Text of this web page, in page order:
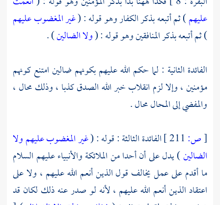
عليهم) ثم أتبعه بذكر الكفار وهو قوله : (غير المغضوب عليهم
) ثم أتبعه بذكر المنافقين وهو قوله : (ولا الضالين) .
الفائدة الثانية : لما حكم الله عليهم بكونهم ضالين امتنع كونهم
مؤمنين ، وإلا لزم انقلاب خبر الله الصدق كذبا ، وذلك محال ،
والمفضي إلى المحال محال .
[ص: الفائدة الثالثة : قوله : (غير المغضوب عليهم ولا
الضالين) يدل على أن أحدا من الملائكة والأنبياء عليهم السلام
ما أقدم على عمل يخالف قول الذين أنعم الله عليهم ، ولا على
اعتقاد الذين أنعم الله عليهم ، لأنه لو صدر عنه ذلك لكان قد